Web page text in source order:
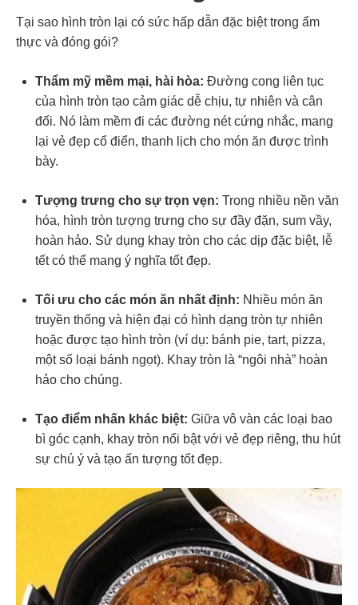
Tại sao hình tròn lại có sức hấp dẫn đặc biệt trong ẩm
thực và đóng gói?
Thẩm mỹ mềm mại, hài hòa: Đường cong liên tục
của hình tròn tạo cảm giác dễ chịu, tự nhiên và cân
đối. Nó làm mềm đi các đường nét cứng nhắc, mang
lại vẻ đẹp cổ điển, thanh lịch cho món ăn được trình
bày.
Tượng trưng cho sự trọn vẹn: Trong nhiều nền văn
hóa, hình tròn tượng trưng cho sự đầy đặn, sum vầy,
hoàn hảo. Sử dụng khay tròn cho các dịp đặc biệt, lễ
tết có thể mang ý nghĩa tốt đẹp.
Tối ưu cho các món ăn nhất định: Nhiều món ăn
truyền thống và hiện đại có hình dạng tròn tự nhiên
hoặc được tạo hình tròn (ví dụ: bánh pie, tart, pizza,
một số loại bánh ngọt). Khay tròn là “ngôi nhà” hoàn
hảo cho chúng.
Tạo điểm nhấn khác biệt: Giữa vô vàn các loại bao
bì góc cạnh, khay tròn nổi bật với vẻ đẹp riêng, thu hút
sự chú ý và tạo ấn tượng tốt đẹp.